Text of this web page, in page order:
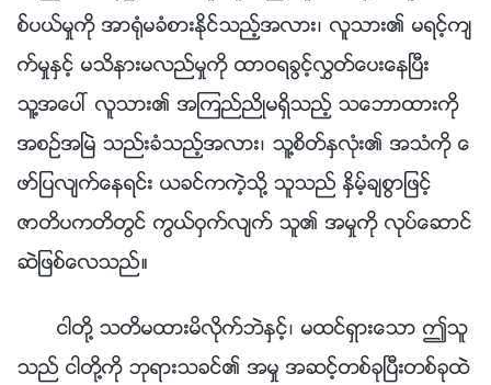
စ္ပယ္မႈကို အာ႐ုံမခံစားႏိုင္သည့္အလား၊ လူသား၏ မရင့္က်
က္မႈႏွင့္ မသိနားမလည္မႈကို ထာဝရခြင့္လႊတ္ေပးေနၿပီး
သူ႔အေပၚ လူသား၏ အၾကည္ညိဳမရွိသည့္ သေဘာထားကို
အစဥ္အၿမဲ သည္းခံသည့္အလား၊ သူ႔စိတ္ႏွလုံး၏ အသံကို ေ
ဖာ္ျပလ်က္ေနရင္း ယခင္ကကဲ့သို႔ သူသည္ ႏွိမ့္ခ်စြာျဖင့္
ဇာတိပကတိတြင္ ကြယ္ဝွက္လ်က္ သူ၏ အမႈကို လုပ္ေဆာင္
ဆဲျဖစ္ေလသည္။
ငါတို႔ သတိမထားမိလိုက္ဘဲႏွင့္၊ မထင္ရွားေသာ ဤသူ
သည္ ငါတို႔ကို ဘုရားသခင္၏ အမႈ အဆင့္တစ္ခုၿပီးတစ္ခုထဲ